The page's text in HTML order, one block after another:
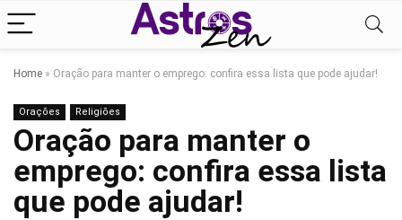
Home » Oração para manter o emprego: confira essa lista que pode ajudar!
Orações Religiões
Oração para manter o
emprego: confira essa lista
que pode ajudar!